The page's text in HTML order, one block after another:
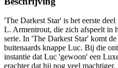
'The Darkest Star' is het eerste
L. Armentrout, die zich afspeelt in
serie. In 'The Darkest Star' komt
buitenaards knappe Luc. Bij die
instantie dat Luc 'gewoon' een
erachter dat hij nog veel